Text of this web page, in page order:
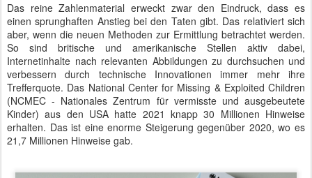
Das reine Zahlenmaterial erweckt zwar den Eindruck, dass es
einen sprunghaften Anstieg bei den Taten gibt. Das relativiert sich
aber, wenn die neuen Methoden zur Ermittlung betrachtet werden.
So sind britische und amerikanische Stellen aktiv dabei,
Internetinhalte nach relevanten Abbildungen zu durchsuchen und
verbessern durch technische Innovationen immer mehr ihre
Trefferquote. Das National Center for Missing & Exploited Children
(NCMEC - Nationales Zentrum für vermisste und ausgebeutete
Kinder) aus den USA hatte 2021 knapp 30 Millionen Hinweise
erhalten. Das ist eine enorme Steigerung gegenüber 2020, wo es
21,7 Millionen Hinweise gab.